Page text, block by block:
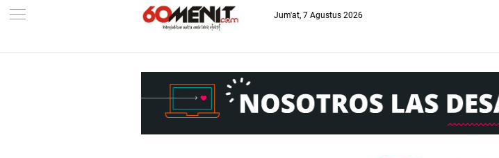
--> Jum'at, 7 Agustus 2026